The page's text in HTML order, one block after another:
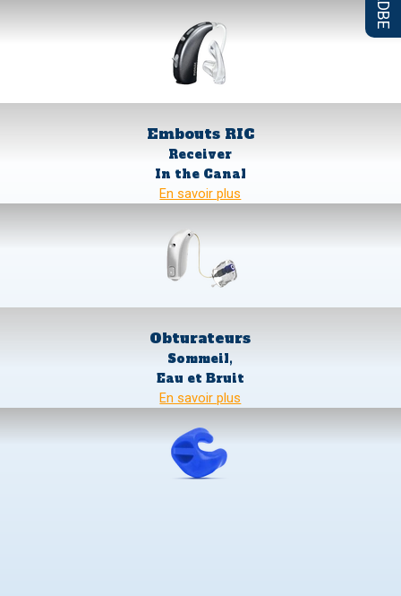
Embouts RIC
Receiver
In the Canal
En savoir plus
Obturateurs
Sommeil,
Eau et Bruit
En savoir plus